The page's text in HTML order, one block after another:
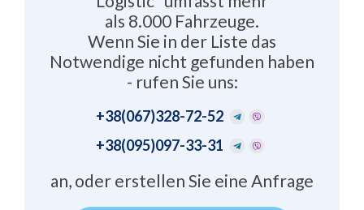
als 8.000 Fahrzeuge.
Wenn Sie in der Liste das
Notwendige nicht gefunden haben
- rufen Sie uns:
+38(067)328-72-52
+38(095)097-33-31
an, oder erstellen Sie eine Anfrage